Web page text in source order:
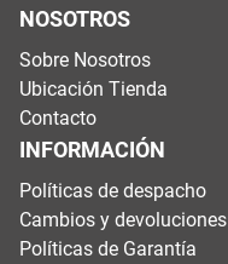
NOSOTROS
Sobre Nosotros
Ubicación Tienda
Contacto
INFORMACIÓN
Políticas de despacho
Cambios y devoluciones
Políticas de Garantía